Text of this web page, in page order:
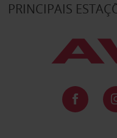
PRINCIPAIS